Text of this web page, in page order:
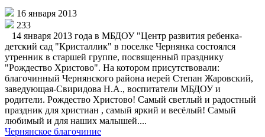
16 января 2013
233
14 января 2013 года в МБДОУ "Центр развития ребенка-
детский сад "Кристаллик" в поселке Чернянка состоялся
утренник в старшей группе, посвященный празднику
"Рождество Христово". На котором присутствовали:
благочинный Чернянского района иерей Степан Жаровский,
заведующая-Свиридова Н.А., воспитатели МБДОУ и
родители. Рождество Христово! Самый светлый и радостный
праздник для христиан , самый яркий и весёлый! Самый
любимый и для наших малышей....
Чернянское благочиние